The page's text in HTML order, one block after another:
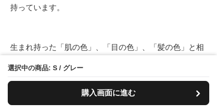
選択中の商品: S / グレー
購入画面に進む
持っています。
生まれ持った「肌の色」、「目の色」、「髪の色」と相
で、顔映りがパッと明るくなったり、垢抜け感が出た
り、細くスリムアップに見えたりします。